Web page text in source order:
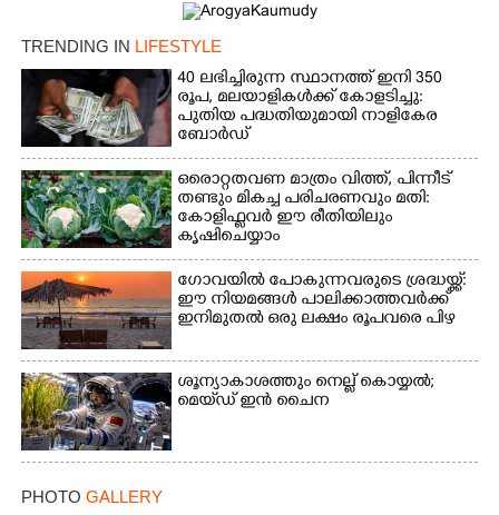
TRENDING IN LIFESTYLE
40 ലഭിച്ചിരുന്ന സ്ഥാനത്ത് ഇനി 350
രൂപ, മലയാളികൾക്ക് കോളടിച്ചു:
പുതിയ പദ്ധതിയുമായി നാളികേര
ബോർഡ്
ഒരൊറ്റതവണ മാത്രം വിത്ത്, പിന്നീട്
തണ്ടും മികച്ച പരിചരണവും മതി:
കോളിഫ്ലവർ ഈ രീതിയിലും
കൃഷിചെയ്യാം
ഗോവയിൽ പോകുന്നവരുടെ ശ്രദ്ധയ്ക്ക്:
ഈ നിയമങ്ങൾ പാലിക്കാത്തവർക്ക്
ഇനിമുതൽ ഒരു ലക്ഷം രൂപവരെ പിഴ
ശൂന്യാകാശത്തും നെല്ല് കൊയ്യൽ;
മെയ്‌ഡ് ഇൻ ചൈന
PHOTO GALLERY